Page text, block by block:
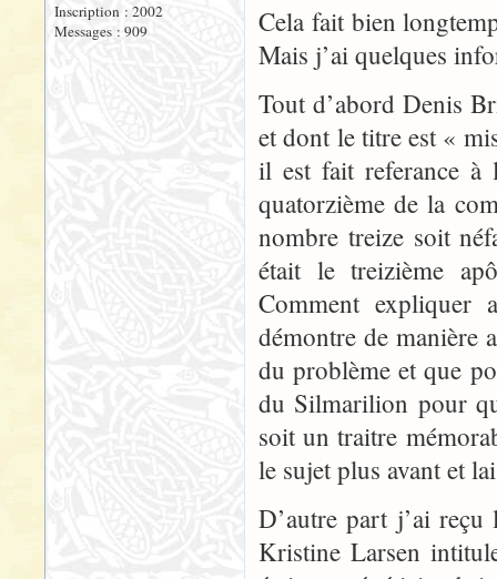
Inscription : 2002
Messages : 909
Cela fait bien
Mais j’ai quelques
Tout d’abord Denis
et dont le titre est «
il est fait referance à
quatorzième de la
nombre treize soit
était le treizième
Comment expliquer
démontre de manière
du problème et que
du Silmarilion pour
soit un traitre
le sujet plus avant et
D’autre part j’ai
Kristine Larsen